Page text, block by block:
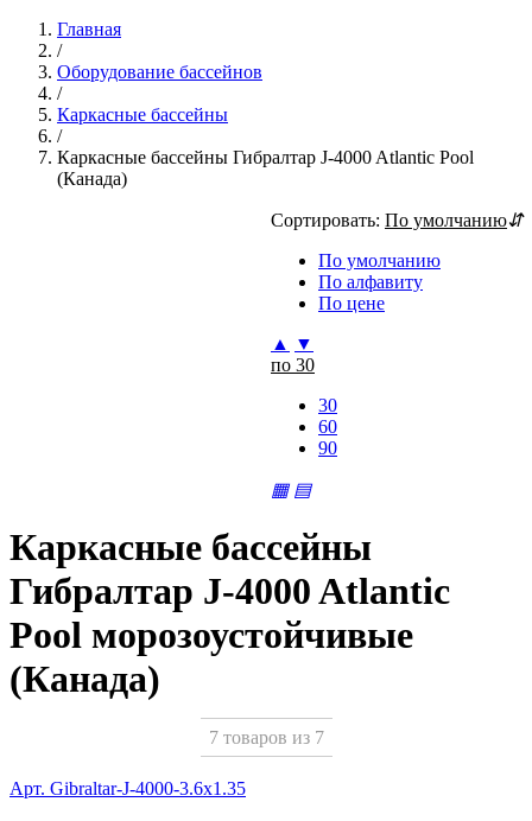
Главная
/
Оборудование бассейнов
/
Каркасные бассейны
/
Каркасные бассейны Гибралтар J-4000 Atlantic Pool
(Канада)
Сортировать: По умолчанию⇵
По умолчанию
По алфавиту
По цене
▲
▼
по 30
30
60
90
▦ ▤
Каркасные бассейны
Гибралтар J-4000 Atlantic
Pool морозоустойчивые
(Канада)
7 товаров из 7
Арт. Gibraltar-J-4000-3.6x1.35